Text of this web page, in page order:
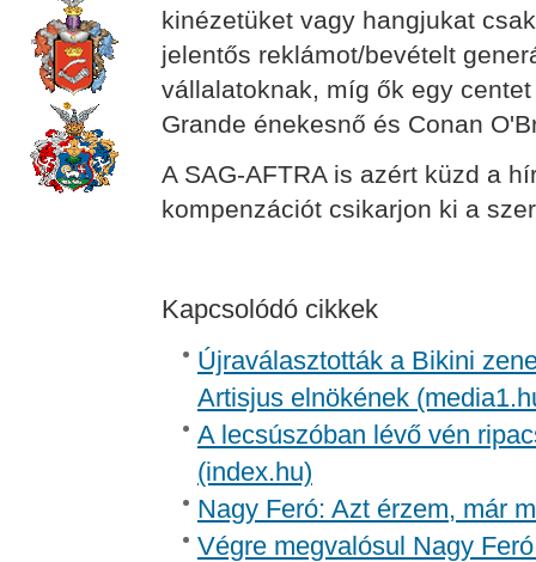
kinézetüket vagy hangjukat
jelentős reklámot/bevételt
vállalatoknak, míg ők egy
Grande énekesnő és Conan
A SAG-AFTRA is azért küzd a
kompenzációt csikarjon ki a
Kapcsolódó cikkek
Újraválasztották a Bikini
Artisjus elnökének
A lecsúszóban lévő vén
(index.hu)
Nagy Feró: Azt érzem, már
Végre megvalósul Nagy